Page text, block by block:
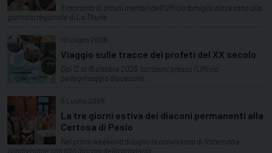
Il racconto di alcuni membri dell'Ufficio famiglia diocesano alla
giornata regionale di La Thuile
10 Luglio 2026
Viaggio sulle tracce dei profeti del XX secolo
Dal 12 al 15 ottobre 2026. Iscrizioni presso l'Ufficio
pellegrinaggio diocesano.
6 Luglio 2026
La tre giorni estiva dei diaconi permanenti alla
Certosa di Pesio
Nel primo weekend di luglio la convivenza di fraternità e
condivisione con altri diaconi della provincia